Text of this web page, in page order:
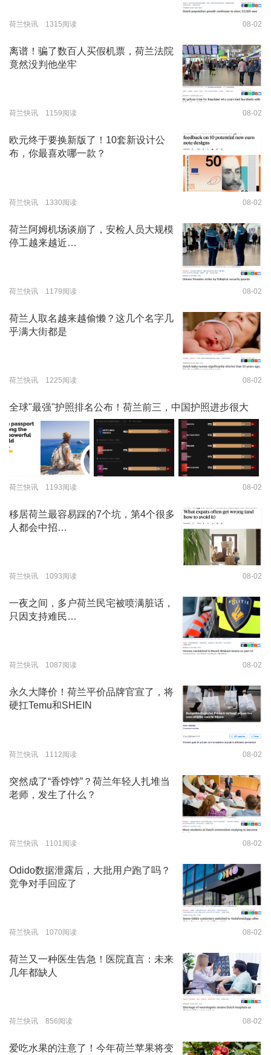
荷兰快讯 1315阅读 08-02
离谱！骗了数百人买假机票，荷兰法院
竟然没判他坐牢
荷兰快讯 1159阅读 08-02
欧元终于要换新版了！10套新设计公
布，你最喜欢哪一款？
荷兰快讯 1330阅读 08-02
荷兰阿姆机场谈崩了，安检人员大规模
停工越来越近…
荷兰快讯 1179阅读 08-02
荷兰人取名越来越偷懒？这几个名字几
乎满大街都是
荷兰快讯 1225阅读 08-02
全球"最强"护照排名公布！荷兰前三，中国护照进步很大
荷兰快讯 1193阅读 08-02
移居荷兰最容易踩的7个坑，第4个很多
人都会中招…
荷兰快讯 1093阅读 08-02
一夜之间，多户荷兰民宅被喷满脏话，
只因支持难民…
荷兰快讯 1087阅读 08-02
永久大降价！荷兰平价品牌官宣了，将
硬扛Temu和SHEIN
荷兰快讯 1112阅读 08-02
突然成了“香饽饽”？荷兰年轻人扎堆当
老师，发生了什么？
荷兰快讯 1101阅读 08-02
Odido数据泄露后，大批用户跑了吗？
竞争对手回应了
荷兰快讯 1070阅读 08-02
荷兰又一种医生告急！医院直言：未来
几年都缺人
荷兰快讯 856阅读 08-02
爱吃水果的注意了！今年荷兰苹果将变